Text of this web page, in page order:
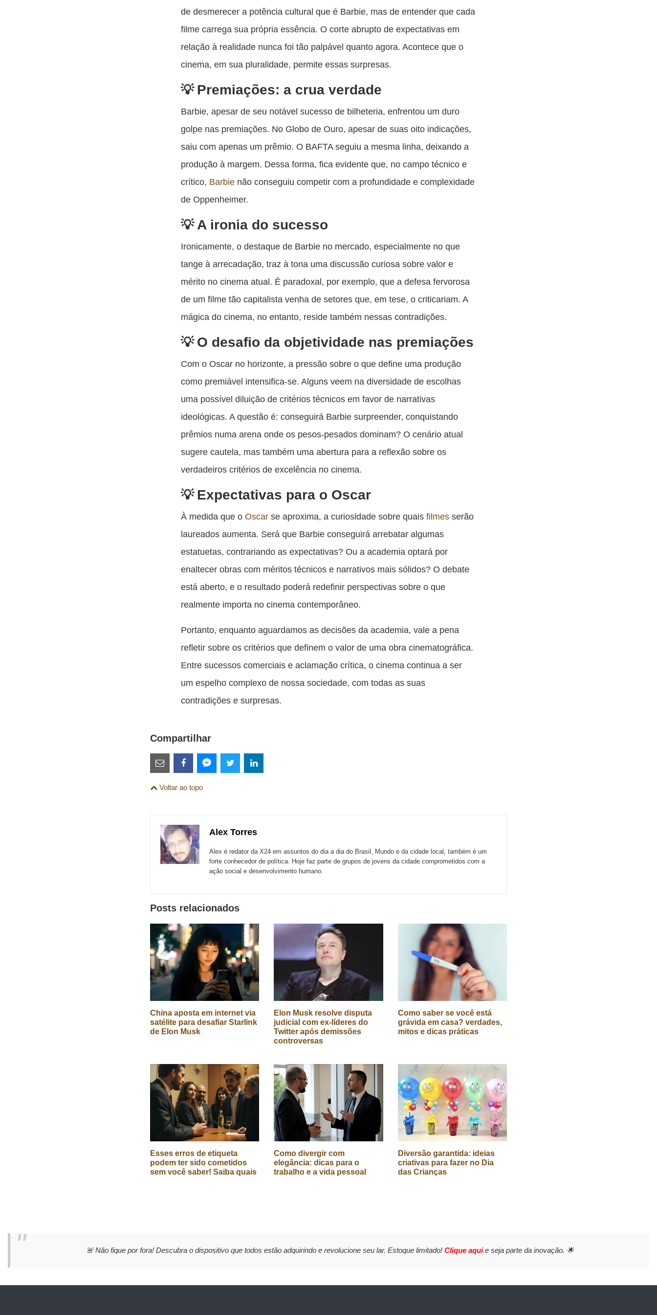
de desmerecer a potência cultural que é Barbie, mas de entender que cada
filme carrega sua própria essência. O corte abrupto de expectativas em
relação à realidade nunca foi tão palpável quanto agora. Acontece que o
cinema, em sua pluralidade, permite essas surpresas.
Premiações: a crua verdade
Barbie, apesar de seu notável sucesso de bilheteria, enfrentou um duro
golpe nas premiações. No Globo de Ouro, apesar de suas oito indicações,
saiu com apenas um prêmio. O BAFTA seguiu a mesma linha, deixando a
produção à margem. Dessa forma, fica evidente que, no campo técnico e
crítico, Barbie não conseguiu competir com a profundidade e complexidade
de Oppenheimer.
A ironia do sucesso
Ironicamente, o destaque de Barbie no mercado, especialmente no que
tange à arrecadação, traz à tona uma discussão curiosa sobre valor e
mérito no cinema atual. É paradoxal, por exemplo, que a defesa fervorosa
de um filme tão capitalista venha de setores que, em tese, o criticariam. A
mágica do cinema, no entanto, reside também nessas contradições.
O desafio da objetividade nas premiações
Com o Oscar no horizonte, a pressão sobre o que define uma produção
como premiável intensifica-se. Alguns veem na diversidade de escolhas
uma possível diluição de critérios técnicos em favor de narrativas
ideológicas. A questão é: conseguirá Barbie surpreender, conquistando
prêmios numa arena onde os pesos-pesados dominam? O cenário atual
sugere cautela, mas também uma abertura para a reflexão sobre os
verdadeiros critérios de excelência no cinema.
Expectativas para o Oscar
À medida que oOscar se aproxima, a curiosidade sobre quaisfilmes serão
laureados aumenta. Será que Barbie conseguirá arrebatar algumas
estatuetas, contrariando as expectativas? Ou a academia optará por
enaltecer obras com méritos técnicos e narrativos mais sólidos? O debate
está aberto, e o resultado poderá redefinir perspectivas sobre o que
realmente importa no cinema contemporâneo.
Portanto, enquanto aguardamos as decisões da academia, vale a pena
refletir sobre os critérios que definem o valor de uma obra cinematográfica.
Entre sucessos comerciais e aclamação crítica, o cinema continua a ser
um espelho complexo de nossa sociedade, com todas as suas
contradições e surpresas.
Compartilhar
Estes
links
são
sites
externos
sociais
com
Email
esta
com
Facebook
Voltar ao topo
Alex Torres
Alex é redator da X24 em assuntos do dia a dia do Brasil, Mundo e da cidade local, também é um
forte conhecedor de política. Hoje faz parte de grupos de jovens da cidade comprometidos com a
ação social e desenvolvimento humano.
Posts relacionados
China aposta em internet via
satélite para desafiar Starlink
de Elon Musk
Elon Musk resolve disputa
judicial com ex-líderes do
Twitter após demissões
controversas
Como saber se você está
grávida em casa? verdades,
mitos e dicas práticas
Esses erros de etiqueta
podem ter sido cometidos
sem você saber! Saiba quais
Como divergir com
elegância: dicas para o
trabalho e a vida pessoal
Diversão garantida: ideias
criativas para fazer no Dia
das Crianças
🚨 Não fique por fora! Descubra o dispositivo que todos estão adquirindo e revolucione seu lar. Estoque limitado! Clique aquie seja parte da inovação. 🌟